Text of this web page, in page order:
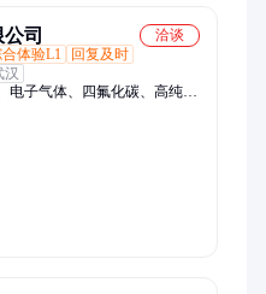
司
洽谈
体验L1
回复及时
汉
电子气体、四氟化碳、高纯气
氪气、六氟化硫、氖气、氙
准、激光混合气体、氘代乙
气、氮气、氩气、15N-氮气